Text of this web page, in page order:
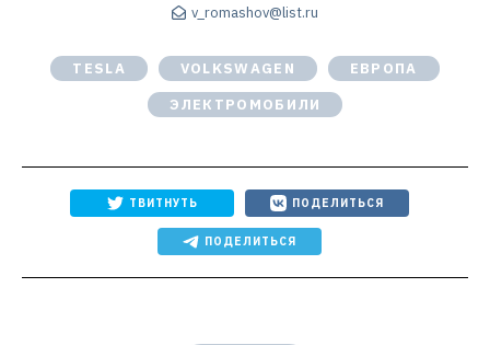
v_romashov@list.ru
TESLA VOLKSWAGEN
ЕВРОПА
ЭЛЕКТРОМОБИЛИ
ТВИТНУТЬ ПОДЕЛИТЬСЯ
ПОДЕЛИТЬСЯ